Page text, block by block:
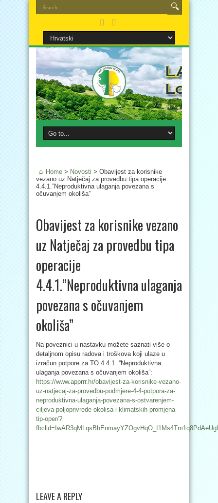
Home > Novosti > Obavijest za korisnike
vezano uz Natječaj za provedbu tipa operacije
4.4.1.”Neproduktivna ulaganja povezana s
očuvanjem okoliša”
Obavijest za korisnike vezano
uz Natječaj za provedbu tipa
operacije
4.4.1.”Neproduktivna ulaganja
povezana s očuvanjem
okoliša”
Na poveznici u nastavku možete saznati više o
detaljnom opisu radova i troškova koji ulaze u
izračun potpore za TO 4.4.1. “Neproduktivna
ulaganja povezana s očuvanjem okoliša”:
https://www.apprrr.hr/obavijest-za-korisnike-vezano-
uz-natjecaj-za-provedbu-podmjere-4-4-potpora-za-
neproduktivna-ulaganja-povezana-s-ostvarenjem-
ciljeva-poljoprivrede-okolisa-i-klimatskih-promjena-
tip-oper/?
LEAVE A REPLY